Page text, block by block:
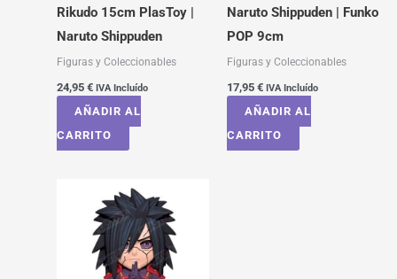
Rikudo 15cm PlasToy |
Naruto Shippuden
Figuras y Coleccionables
24,95 € IVA Incluído
AÑADIR AL
CARRITO
Naruto Shippuden | Funko
POP 9cm
Figuras y Coleccionables
17,95 € IVA Incluído
AÑADIR AL
CARRITO